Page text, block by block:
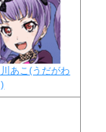
あこ(うだがわ